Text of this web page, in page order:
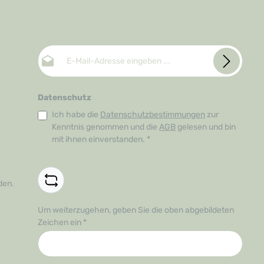
E-Mail-Adresse*
Datenschutz
Ich habe die Datenschutzbestimmungen zur
Kenntnis genommen und die AGB gelesen und bin
mit ihnen einverstanden. *
Um weiterzugehen, geben Sie die oben abgebildeten
Zeichen ein *